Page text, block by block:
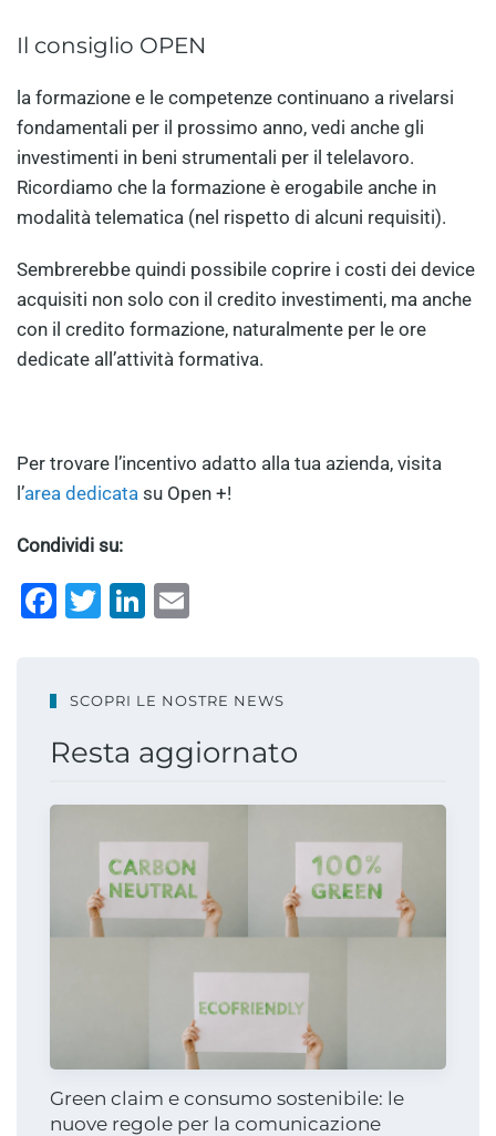
Il consiglio OPEN
la formazione e le competenze continuano a rivelarsi
fondamentali per il prossimo anno, vedi anche gli
investimenti in beni strumentali per il telelavoro.
Ricordiamo che la formazione è erogabile anche in
modalità telematica (nel rispetto di alcuni requisiti).
Sembrerebbe quindi possibile coprire i costi dei device
acquisiti non solo con il credito investimenti, ma anche
con il credito formazione, naturalmente per le ore
dedicate all’attività formativa.
Per trovare l’incentivo adatto alla tua azienda, visita
l’area dedicata su Open +!
Condividi su:
Facebook
TwitterLinkedIn
SCOPRI LE NOSTRE NEWS
Resta aggiornato
Green claim e consumo sostenibile: le
nuove regole per la comunicazione